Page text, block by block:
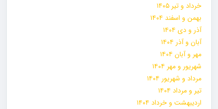
خرداد و تیر ۱۴۰۵
بهمن و اسفند ۱۴۰۴
آذر و دی ۱۴۰۴
آبان و آذر ۱۴۰۴
مهر و آبان ۱۴۰۴
شهریور و مهر ۱۴۰۴
مرداد و شهریور ۱۴۰۴
تیر و مرداد ۱۴۰۴
اردیبهشت و خرداد ۱۴۰۴